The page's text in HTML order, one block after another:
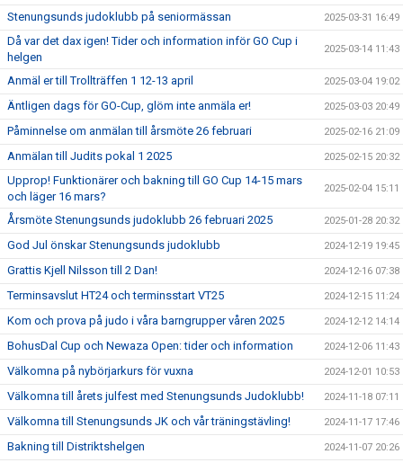
Stenungsunds judoklubb på seniormässan 2025-03-31 16:49
Då var det dax igen! Tider och information inför GO Cup i
helgen
2025-03-14 11:43
Anmäl er till Trollträffen 1 12-13 april 2025-03-04 19:02
Äntligen dags för GO-Cup, glöm inte anmäla er! 2025-03-03 20:49
Påminnelse om anmälan till årsmöte 26 februari 2025-02-16 21:09
Anmälan till Judits pokal 1 2025 2025-02-15 20:32
Upprop! Funktionärer och bakning till GO Cup 14-15 mars
och läger 16 mars?
2025-02-04 15:11
Årsmöte Stenungsunds judoklubb 26 februari 2025 2025-01-28 20:32
God Jul önskar Stenungsunds judoklubb 2024-12-19 19:45
Grattis Kjell Nilsson till 2 Dan! 2024-12-16 07:38
Terminsavslut HT24 och terminsstart VT25 2024-12-15 11:24
Kom och prova på judo i våra barngrupper våren 2025 2024-12-12 14:14
BohusDal Cup och Newaza Open: tider och information 2024-12-06 11:43
Välkomna på nybörjarkurs för vuxna 2024-12-01 10:53
Välkomna till årets julfest med Stenungsunds Judoklubb! 2024-11-18 07:11
Välkomna till Stenungsunds JK och vår träningstävling! 2024-11-17 17:46
Bakning till Distriktshelgen 2024-11-07 20:26